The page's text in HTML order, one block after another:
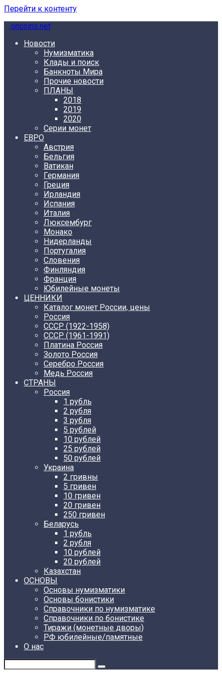
Перейти к контенту
oncoins.net
Новости
Нумизматика
Клады и поиск
Банкноты Мира
Прочие новости
ПЛАНЫ
2018
2019
2020
Серии монет
ЕВРО
Австрия
Бельгия
Ватикан
Германия
Греция
Ирландия
Испания
Италия
Люксембург
Монако
Нидерланды
Португалия
Словения
Финляндия
Франция
Юбилейные монеты
ЦЕННИКИ
Каталог монет России, цены
Россия
СССР (1922-1958)
CCCР (1961-1991)
Платина Россия
Золото Россия
Серебро Россия
Медь Россия
СТРАНЫ
Россия
1 рубль
2 рубля
3 рубля
5 рублей
10 рублей
25 рублей
50 рублей
Украина
2 гривны
5 гривен
10 гривен
20 гривен
250 гривен
Беларусь
1 рубль
2 рубля
10 рублей
20 рублей
Казахстан
ОСНОВЫ
Основы нумизматики
Основы бонистики
Справочники по нумизматике
Справочники по бонистике
Тиражи (монетные дворы)
РФ юбилейные/памятные
О нас